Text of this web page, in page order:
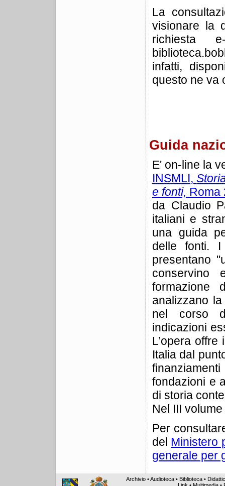
La
visionare la
richiesta
infatti,
questo ne va
Guida
E' on-line la
INSMLI,
e fonti, Roma
da Claudio
italiani e
una guida
delle fonti.
presentano
conservino
formazione
analizzano
nel corso
indicazioni
L’opera
Italia dal
fondazioni e
di storia
Nel III
Per
del Ministero
generale per
Archivio •Audioteca • Biblioteca •
Link • Multimedia •